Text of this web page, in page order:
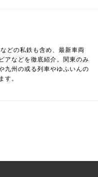
どの私鉄も含め、最新車両
アなどを徹底紹介。関東のみ
九州の或る列車やゆふいんの
す。